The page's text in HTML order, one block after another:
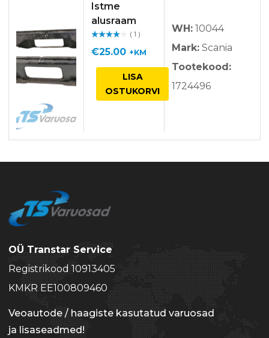
Istme
alusraam
guga / 5
( 1 )
€25.00 +KM
LISA
OSTUKORVI
WH: 10044
Mark: Scania
Tootekood:
1724496
OÜ Transtar Service
Registrikood 10913405
KMKR EE100809460
Veoautode / haagiste kasutatud varuosad
ja lisaseadmed!